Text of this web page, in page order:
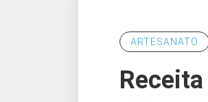
ARTESANATO